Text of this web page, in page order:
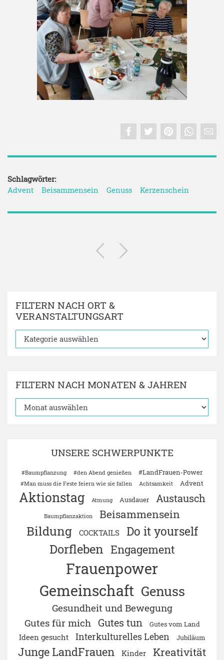
Schlagwörter:
Advent
Beisammensein Genuss Kerzenschein
FILTERN NACH ORT &
VERANSTALTUNGSART
FILTERN NACH MONATEN & JAHREN
UNSERE SCHWERPUNKTE
#Baumpflanzung #den Abend genießen #LandFrauen-Power
#Man muss die Feste feiern wie sie fallen Achtsamkeit Advent
Aktionstag Atmung Ausdauer Austausch
Baumpflanzaktion Beisammensein
Bildung COCKTAILS Do it yourself
Dorfleben Engagement
Frauenpower
Gemeinschaft Genuss
Gesundheit und Bewegung
Gutes für mich Gutes tun Gutes vom Land
Ideen gesucht Interkulturelles Leben Jubiläum
Junge LandFrauen Kinder Kreativität